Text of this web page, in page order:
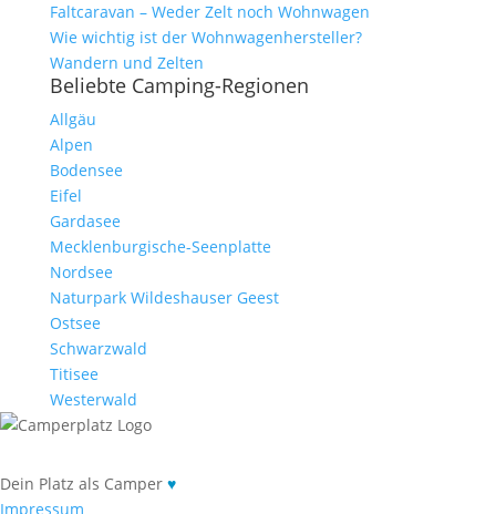
Faltcaravan – Weder Zelt noch Wohnwagen
Wie wichtig ist der Wohnwagenhersteller?
Wandern und Zelten
Beliebte Camping-Regionen
Allgäu
Alpen
Bodensee
Eifel
Gardasee
Mecklenburgische-Seenplatte
Nordsee
Naturpark Wildeshauser Geest
Ostsee
Schwarzwald
Titisee
Westerwald
Dein Platz als Camper ♥
Impressum